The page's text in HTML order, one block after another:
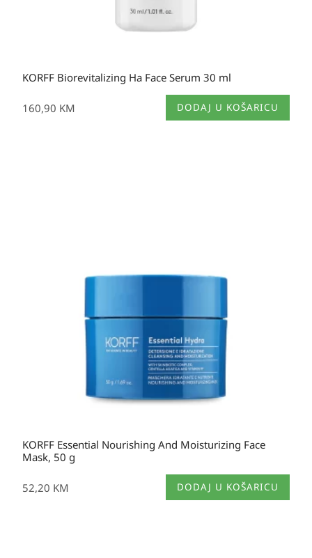
KORFF Biorevitalizing Ha Face Serum 30 ml
160,90 KM DODAJ U KOŠARICU
KORFF Essential Nourishing And Moisturizing Face
Mask, 50 g
52,20 KM DODAJ U KOŠARICU